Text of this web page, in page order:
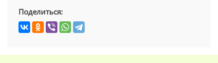
Поделиться: